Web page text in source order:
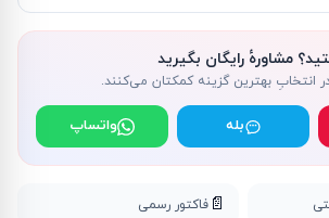
مشاورهٔ رایگان بگیرید
انتخابِ بهترین گزینه کمکتان می‌کنند.
بله واتساپ
📄 فاکتور رسمی